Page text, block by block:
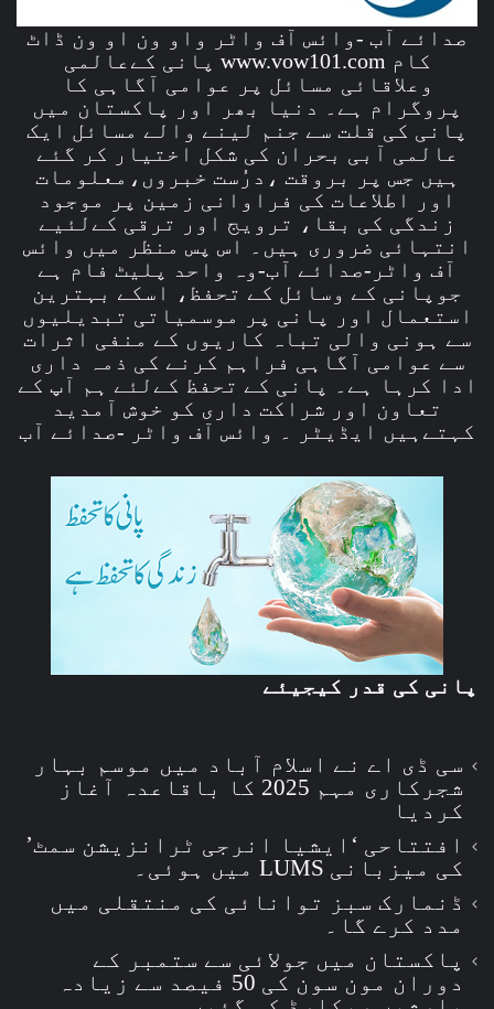
صدائے آب -وائس آف واٹر واو ون او ون ڈاٹ
کام www.vow101.com پانی کےعالمی
وعلاقائی مسائل پر عوامی آگاہی کا
پروگرام ہے۔ دنیا بھر اور پاکستان میں
پانی کی قلت سے جنم لینے والے مسائل ایک
عالمی آبی بحران کی شکل اختیار کر گئے
ہیں جس پر بروقت ،درُست خبروں،معلومات
اور اطلاعات کی فراوانی زمین پر موجود
زندگی کی بقا، ترویج اور ترقی کےلئیے
انتہائی ضروری ہیں۔ اس پس منظر میں وائس
آف واٹر-صدائے آب-وہ واحد پلیٹ فام ہے
جوپانی کے وسائل کے تحفظ، اسکے بہترین
استعمال اور پانی پر موسمیاتی تبدیلیوں
سے ہونی والی تباہ کاریوں کے منفی اثرات
سے عوامی آگاہی فراہم کرنے کی ذمہ داری
ادا کرہا ہے۔ پانی کے تحفظ کےلئے ہم آپ کے
تعاون اور شراکت داری کو خوش آمدید
کہتےہیں ایڈیٹر ۔ وائس آف واٹر -صدائے آب
پانی کی قدر کیجیئے
سی ڈی اے نے اسلام آباد میں موسم بہار
شجرکاری مہم 2025 کا باقاعدہ آغاز
کردیا
افتتاحی ‘ایشیا انرجی ٹرانزیشن سمٹ’
کی میزبانی LUMS میں ہوئی۔
ڈنمارک سبز توانائی کی منتقلی میں
مدد کرے گا۔
پاکستان میں جولائی سے ستمبر کے
دوران مون سون کی 50 فیصد سے زیادہ